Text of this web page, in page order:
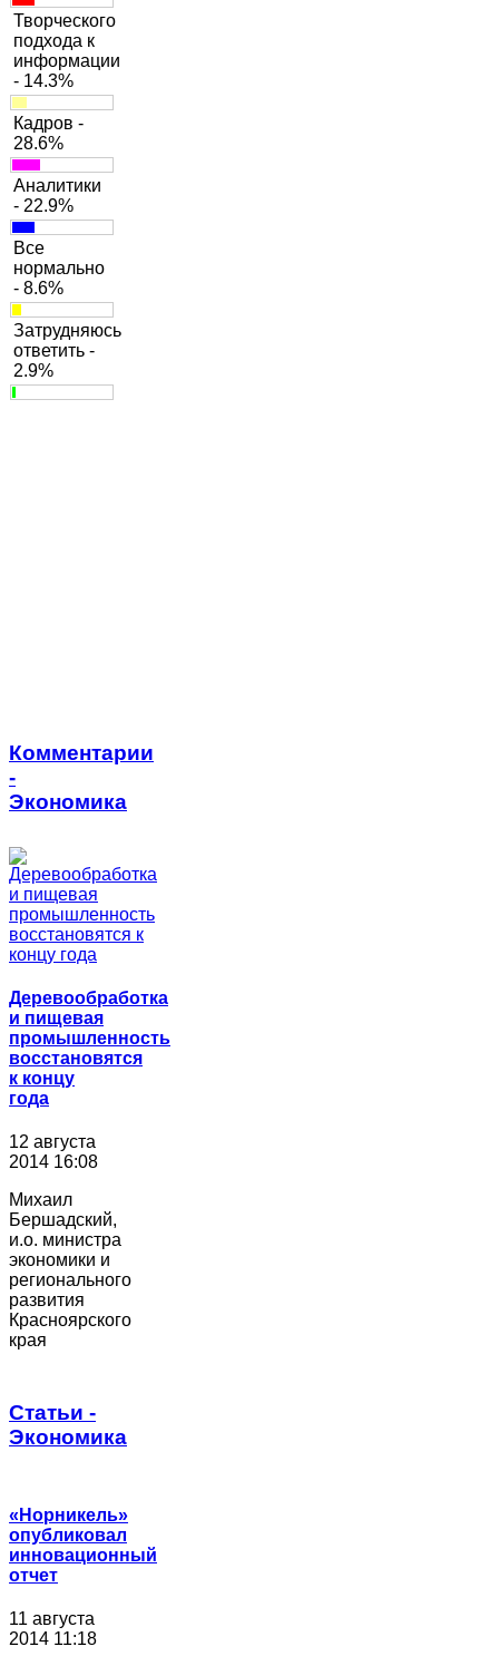
Творческого
подхода к
информации
- 14.3%
Кадров -
28.6%
Аналитики
- 22.9%
Все
нормально
- 8.6%
Затрудняюсь
ответить -
2.9%
Комментарии
-
Экономика
Деревообработка
и пищевая
промышленность
восстановятся
к концу
года
12 августа
2014 16:08
Михаил
Бершадский,
и.о. министра
экономики и
регионального
развития
Красноярского
края
Статьи -
Экономика
«Норникель»
опубликовал
инновационный
отчет
11 августа
2014 11:18